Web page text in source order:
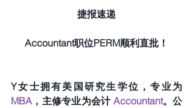
捷报速递
Accountant职位PERM顺利直批！
Y女士拥有美国研究生学位，专业为
MBA ，主修专业为会计 Accountant。公